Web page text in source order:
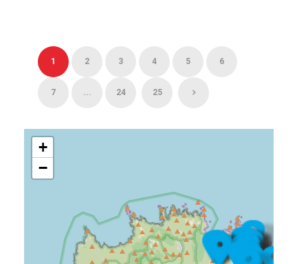
1 2 3 4 5 6
7 ... 24 25
+
−